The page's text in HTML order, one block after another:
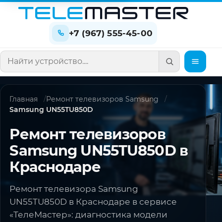
+7 (967) 555-45-00
Поиск по сайту
Главная
Ремонт телевизоров Samsung
Samsung UN55TU850D
Ремонт телевизоров
Samsung UN55TU850D в
Краснодаре
Ремонт телевизора Samsung
UN55TU850D в Краснодаре в сервисе
«ТелеМастер»: диагностика модели